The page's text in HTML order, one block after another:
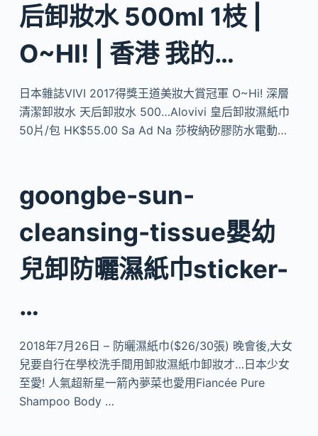
后卸妝水 500ml 1枝 |
O~HI! | 香港 我的…
日本雜誌VIVI 2017得獎王道美妝大賞冠軍 O~Hi! 深層
清潔卸妝水 天后卸妝水 500…Alovivi 皇后卸妝濕紙巾
50片/包 HK$55.00 Sa Ad Na 莎桉納矽膠防水電動…
goongbe-sun-
cleansing-tissue嬰幼
兒卸防曬濕紙巾sticker-
…
2018年7月26日 – 防曬濕紙巾($26/30張) 晚會後,大女
兒要自行在學校洗手間用卸妝濕紙巾卸妝才…日本少女
至愛! 人氣超新星一箭內夢菜也愛用Fiancée Pure
Shampoo Body …